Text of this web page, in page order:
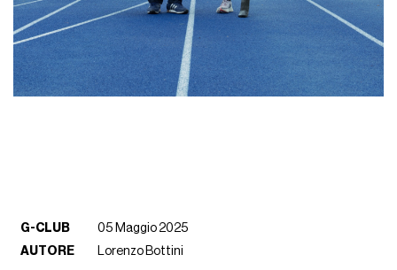
G-CLUB
05 Maggio 2025
AUTORE
Lorenzo Bottini